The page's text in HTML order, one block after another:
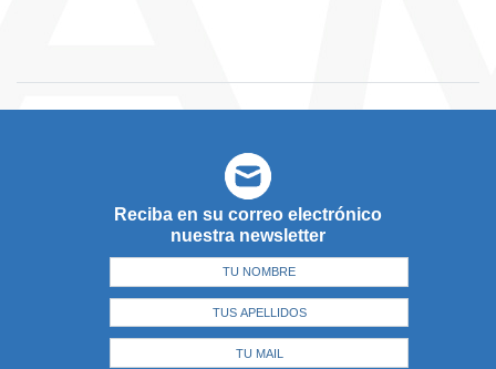
Reciba en su correo electrónico
nuestra newsletter